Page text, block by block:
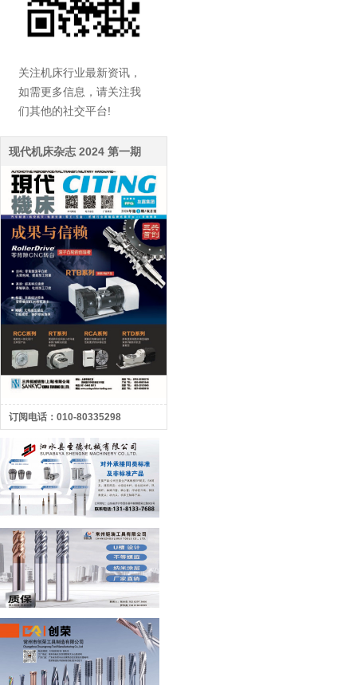
关注机床行业最新资讯，
如需更多信息，请关注我
们其他的社交平台!
现代机床杂志 2024 第一期
订阅电话：010-80335298